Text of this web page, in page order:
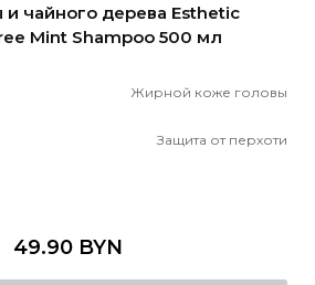
чайного дерева Esthetic
Mint Shampoo 500 мл
Жирной коже головы
Защита от перхоти
49.90 BYN